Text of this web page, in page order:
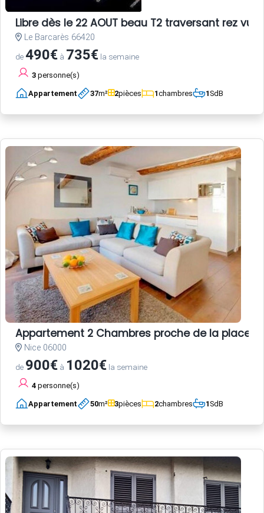
Libre dès le 22 AOUT beau T2 traversant rez
Le Barcarès 66420
de490€ à 735€ la semaine
3 personne(s)
Appartement 37m² 2pièces 1chambres 1SdB
Appartement 2 Chambres proche de la place
Nice 06000
de 900€ à 1020€ la semaine
4 personne(s)
Appartement 50m² 3pièces 2chambres 1SdB